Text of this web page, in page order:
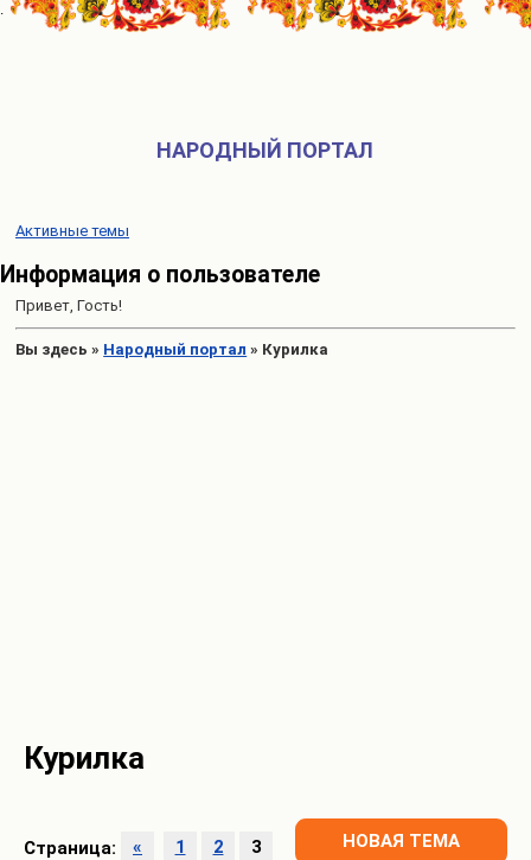
НАРОДНЫЙ ПОРТАЛ
Активные темы
Информация о пользователе
Привет, Гость!
Вы здесь » Народный портал » Курилка
Курилка
Страница: « 1 2 3 НОВАЯ ТЕМА